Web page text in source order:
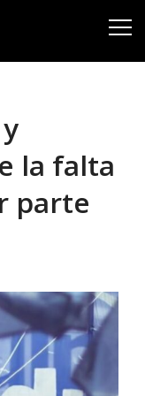
la falta
parte